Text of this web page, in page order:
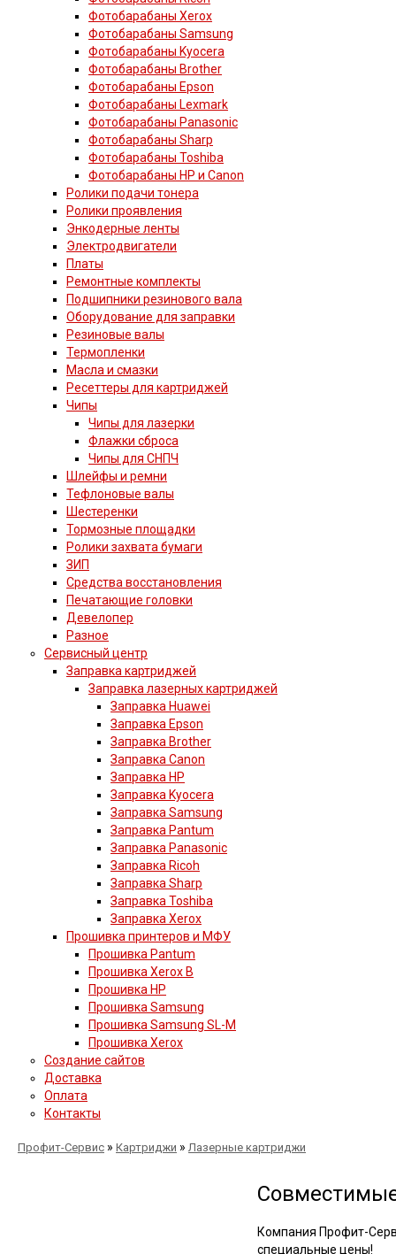
Фотобарабаны Xerox
Фотобарабаны Samsung
Фотобарабаны Kyocera
Фотобарабаны Brother
Фотобарабаны Epson
Фотобарабаны Lexmark
Фотобарабаны Panasonic
Фотобарабаны Sharp
Фотобарабаны Toshiba
Фотобарабаны HP и Canon
Ролики подачи тонера
Ролики проявления
Энкодерные ленты
Электродвигатели
Платы
Ремонтные комплекты
Подшипники резинового вала
Оборудование для заправки
Резиновые валы
Термопленки
Масла и смазки
Ресеттеры для картриджей
Чипы
Чипы для лазерки
Флажки сброса
Чипы для СНПЧ
Шлейфы и ремни
Тефлоновые валы
Шестеренки
Тормозные площадки
Ролики захвата бумаги
ЗИП
Средства восстановления
Печатающие головки
Девелопер
Разное
Сервисный центр
Заправка картриджей
Заправка лазерных картриджей
Заправка Huawei
Заправка Epson
Заправка Brother
Заправка Canon
Заправка HP
Заправка Kyocera
Заправка Samsung
Заправка Pantum
Заправка Panasonic
Заправка Ricoh
Заправка Sharp
Заправка Toshiba
Заправка Xerox
Прошивка принтеров и МФУ
Прошивка Pantum
Прошивка Xerox B
Прошивка HP
Прошивка Samsung
Прошивка Samsung SL-M
Прошивка Xerox
Создание сайтов
Доставка
Оплата
Контакты
Профит-Сервис » Картриджи » Лазерные картриджи
Компания Профит-
специальные цены!